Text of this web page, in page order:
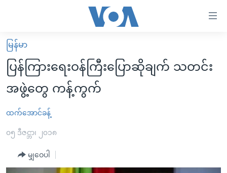
လွယ်ကူ
စေ
သည့်
Link
များ
ပင်မ
မူလစာမျက်နှာ
မြန်မာ
ကမ္ဘာ့သတင်းများ
နိုင်ငံတကာ
အစ္စရေး-ပါလက်စတိုင်း
ဗွီဒီယို
အင်္ဂလိပ်စာလေ့လာမယ်
မြန်မာ
ပြန်ကြားရေးဝန်ကြီးပြောဆိုချက် သတင်း
အဖွဲ့တွေ ကန့်ကွက်
ထက်အောင်ခန့်
၀၅ ဒီဇင္ဘာ၊ ၂၀၁၈
မျှဝေပါ